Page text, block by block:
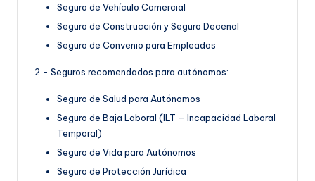
Seguro de Vehículo Comercial
Seguro de Construcción y Seguro Decenal
Seguro de Convenio para Empleados
2.- Seguros recomendados para autónomos:
Seguro de Salud para Autónomos
Seguro de Baja Laboral (ILT – Incapacidad Laboral
Temporal)
Seguro de Vida para Autónomos
Seguro de Protección Jurídica